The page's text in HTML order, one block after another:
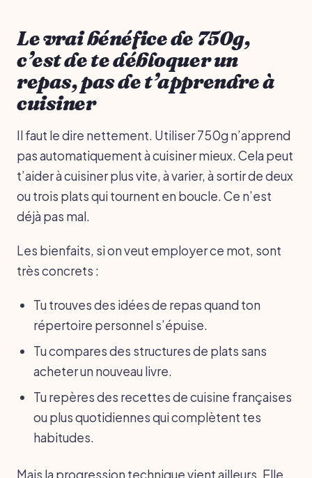
Le vrai bénéfice de 750g,
c’est de te débloquer un
repas, pas de t’apprendre à
cuisiner
Il faut le dire nettement. Utiliser 750g n’apprend
pas automatiquement à cuisiner mieux. Cela peut
t’aider à cuisiner plus vite, à varier, à sortir de deux
ou trois plats qui tournent en boucle. Ce n’est
déjà pas mal.
Les bienfaits, si on veut employer ce mot, sont
très concrets :
Tu trouves des idées de repas quand ton
répertoire personnel s’épuise.
Tu compares des structures de plats sans
acheter un nouveau livre.
Tu repères des recettes de cuisine françaises
ou plus quotidiennes qui complètent tes
habitudes.
Mais la progression technique vient ailleurs. Elle